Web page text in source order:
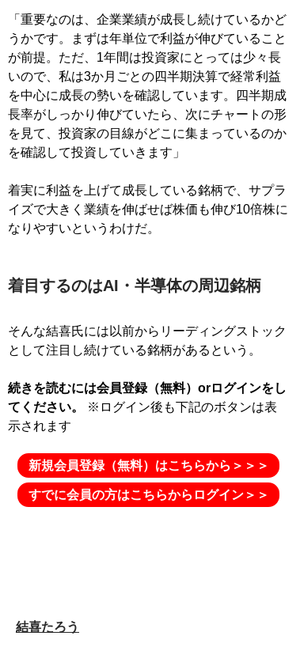
「重要なのは、企業業績が成長し続けているかど
うかです。まずは年単位で利益が伸びていること
が前提。ただ、1年間は投資家にとっては少々長
いので、私は3か月ごとの四半期決算で経常利益
を中心に成長の勢いを確認しています。四半期成
長率がしっかり伸びていたら、次にチャートの形
を見て、投資家の目線がどこに集まっているのか
を確認して投資していきます」
着実に利益を上げて成長している銘柄で、サプラ
イズで大きく業績を伸ばせば株価も伸び10倍株に
なりやすいというわけだ。
着目するのはAI・半導体の周辺銘柄
そんな結喜氏には以前からリーディングストック
として注目し続けている銘柄があるという。
続きを読むには会員登録（無料）orログインをし
てください。
※ログイン後も下記のボタンは表
新規会員登録（無料）はこちらから＞＞＞
すでに会員の方はこちらからログイン＞＞
結喜たろう